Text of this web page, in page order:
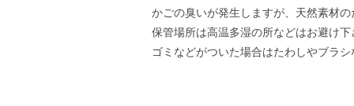
かごの臭いが発生しますが、天然素材
保管場所は高温多湿の所などはお避け
ゴミなどがついた場合はたわしやブラ